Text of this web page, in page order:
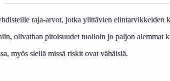
raja-arvot, jotka ylittävien elintarvikkeiden
olivathan pitoisuudet tuolloin jo paljon alemmat
myös siellä missä riskit ovat vähäisiä.